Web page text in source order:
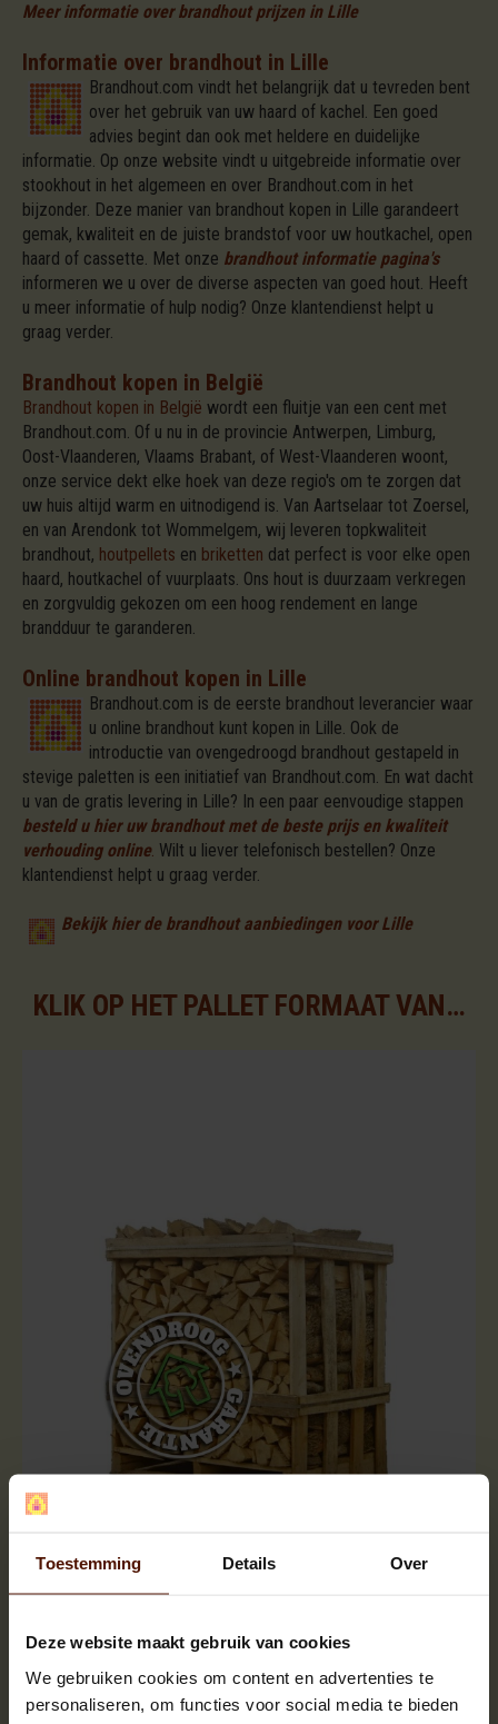
Toestemming Details Over
Deze website maakt gebruik van cookies
We gebruiken cookies om content en advertenties te
personaliseren, om functies voor social media te bieden
Meer informatie over brandhout prijzen in Lille
Informatie over brandhout in Lille
Brandhout.com vindt het belangrijk dat u tevreden bent
over het gebruik van uw haard of kachel. Een goed
advies begint dan ook met heldere en duidelijke
informatie. Op onze website vindt u uitgebreide informatie over
stookhout in het algemeen en over Brandhout.com in het
bijzonder. Deze manier van brandhout kopen in Lille garandeert
gemak, kwaliteit en de juiste brandstof voor uw houtkachel, open
haard of cassette. Met onze brandhout informatie pagina's
informeren we u over de diverse aspecten van goed hout. Heeft
u meer informatie of hulp nodig? Onze klantendienst helpt u
graag verder.
Brandhout kopen in België
Brandhout kopen in België wordt een fluitje van een cent met
Brandhout.com. Of u nu in de provincie Antwerpen, Limburg,
Oost-Vlaanderen, Vlaams Brabant, of West-Vlaanderen woont,
onze service dekt elke hoek van deze regio's om te zorgen dat
uw huis altijd warm en uitnodigend is. Van Aartselaar tot Zoersel,
en van Arendonk tot Wommelgem, wij leveren topkwaliteit
brandhout, houtpellets en briketten dat perfect is voor elke open
haard, houtkachel of vuurplaats. Ons hout is duurzaam verkregen
en zorgvuldig gekozen om een hoog rendement en lange
brandduur te garanderen.
Online brandhout kopen in Lille
Brandhout.com is de eerste brandhout leverancier waar
u online brandhout kunt kopen in Lille. Ook de
introductie van ovengedroogd brandhout gestapeld in
stevige paletten is een initiatief van Brandhout.com. En wat dacht
u van de gratis levering in Lille? In een paar eenvoudige stappen
besteld u hier uw brandhout met de beste prijs en kwaliteit
verhouding online. Wilt u liever telefonisch bestellen? Onze
klantendienst helpt u graag verder.
Bekijk hier de brandhout aanbiedingen voor Lille
KLIK OP HET PALLET FORMAAT VAN UW KEUZE VOOR DE BESCHIKBARE ASSORTIMENTEN